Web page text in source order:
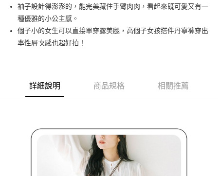
１．簡單：不需註冊會員、不需綁卡、不需儲值。
２．便利：只要手機號碼，簡訊認證，即可結帳。
３．安心：先確認商品／服務後，再付款。
【「AFTEE先享後付」結帳流程】
ATM／網路銀行／等多元方式進行付款，方視為交易完成。
是否繳費成功／繳費後需取消欲退款等相關疑問，請聯繫「AFTEE先享後付
客戶支援中心」
https://netprotections.freshdesk.com/support/home
１．透過由恩沛科技股份有限公司提供之「AFTEE先享後付」服務完成之交
易，需依本服務之必要範圍內提供個人資料，並將交易相關給付款項請求債
運送方式
全家取貨付款
免運費
萊爾富取貨付款
袖子設計得澎澎的，能完美藏住手臂肉肉，看起來既可愛又有一
種優雅的小公主感。
個子小的女生可以直接單穿露美腿，高個子女孩搭件丹寧褲穿出
率性層次感也超好拍！
詳細說明 商品規格 相關推薦